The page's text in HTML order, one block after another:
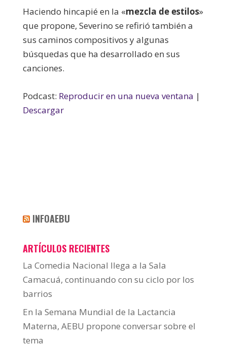
Haciendo hincapié en la «mezcla de estilos»
que propone, Severino se refirió también a
sus caminos compositivos y algunas
búsquedas que ha desarrollado en sus
canciones.
Podcast: Reproducir en una nueva ventana |
Descargar
INFOAEBU
ARTÍCULOS RECIENTES
La Comedia Nacional llega a la Sala
Camacuá, continuando con su ciclo por los
barrios
En la Semana Mundial de la Lactancia
Materna, AEBU propone conversar sobre el
tema